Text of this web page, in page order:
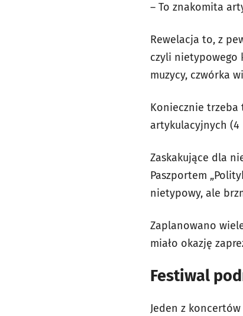
– To znakomita
Rewelacja to, z
czyli nietypowego
muzycy, czwórka
Koniecznie trzeba
artykulacyjnych (4
Zaskakujące dla
Paszportem
nietypowy, ale
Zaplanowano
miało okazję
Festiwal
Jeden z